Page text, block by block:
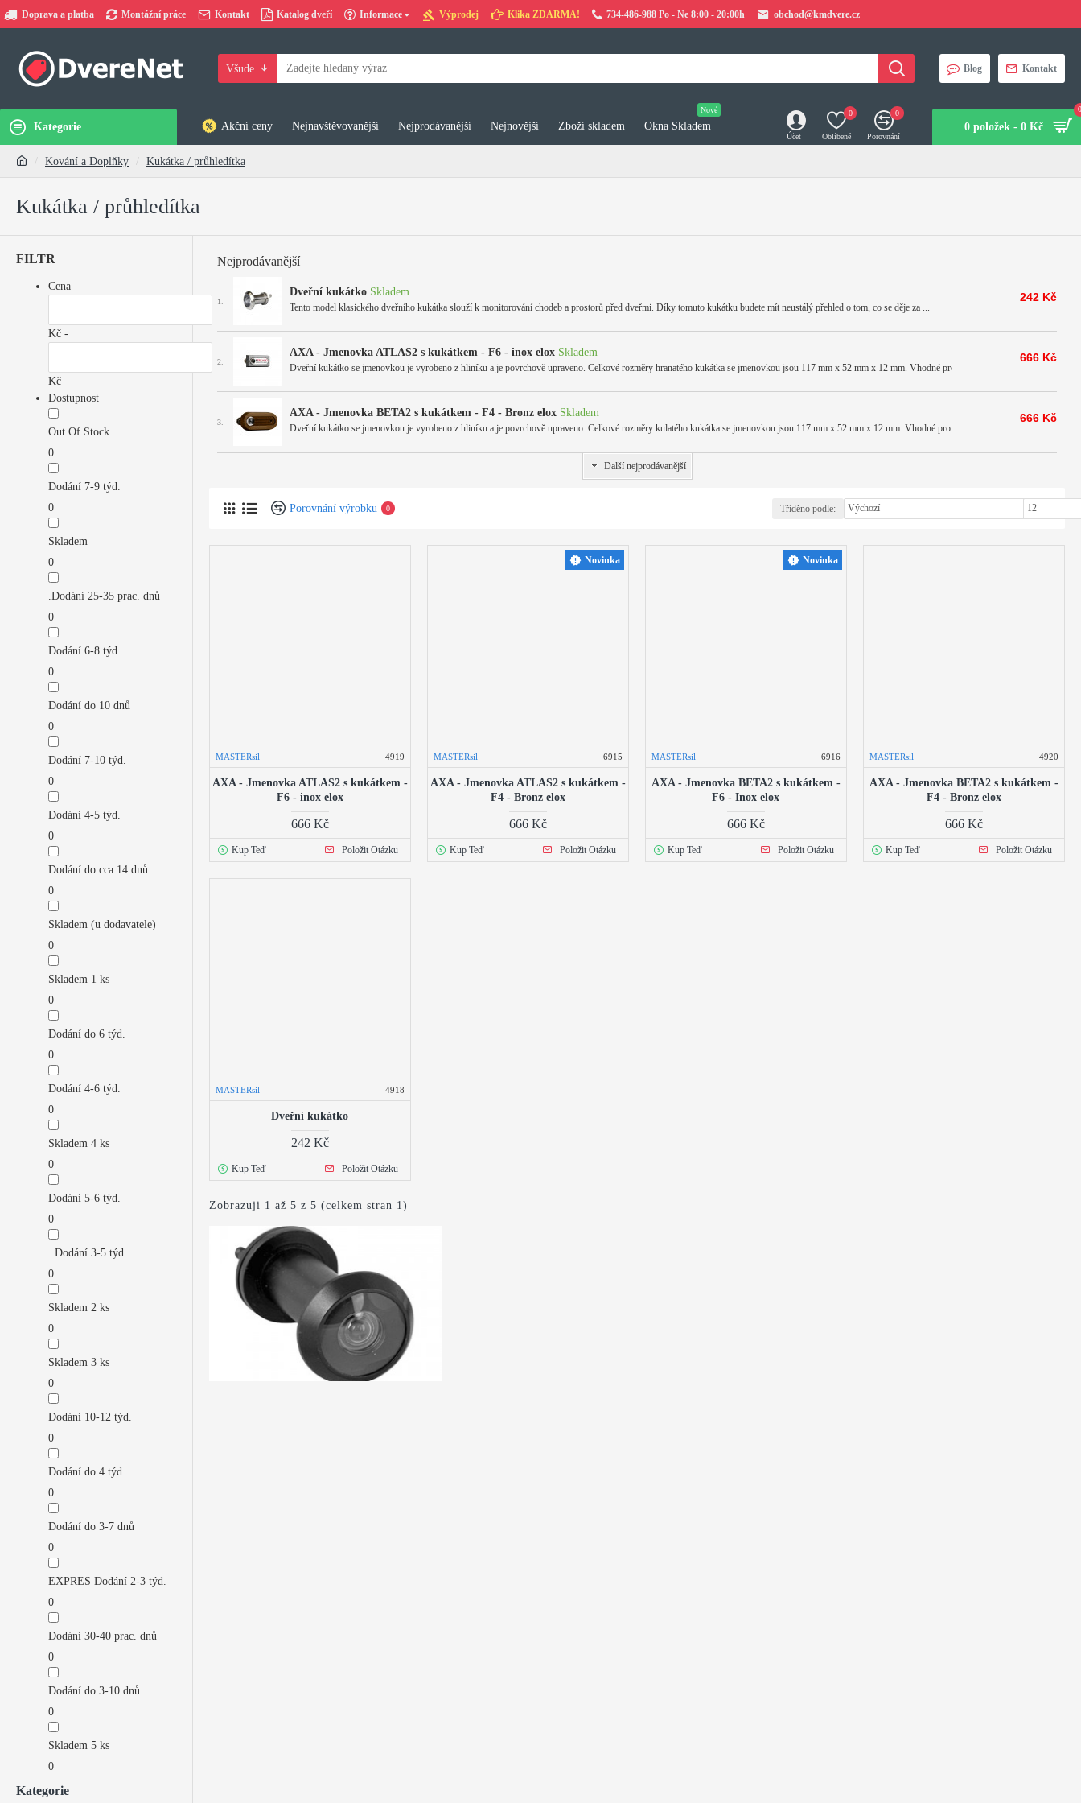
Doprava a platba Montážní práce Kontakt Katalog dveří Informace Výprodej Klika ZDARMA! 734-486-988 Po - Ne 8:00 - 20:00h obchod@kmdvere.cz
Všude Blog Kontakt
Kategorie Akční ceny Nejnavštěvovanější Nejprodávanější Nejnovější Zboží skladem Okna Skladem
Nové
Účet Oblíbené
0
Porovnání
0
0 položek - 0 Kč
Kování a Doplňky Kukátka / průhledítka
Kukátka / průhledítka
FILTR
Cena
Kč -
Kč
Dostupnost
Out Of Stock
0
Dodání 7-9 týd.
0
Skladem
0
.Dodání 25-35 prac. dnů
0
Dodání 6-8 týd.
0
Dodání do 10 dnů
0
Dodání 7-10 týd.
0
Dodání 4-5 týd.
0
Dodání do cca 14 dnů
0
Skladem (u dodavatele)
0
Skladem 1 ks
0
Dodání do 6 týd.
0
Dodání 4-6 týd.
0
Skladem 4 ks
0
Dodání 5-6 týd.
0
..Dodání 3-5 týd.
0
Skladem 2 ks
0
Skladem 3 ks
0
Dodání 10-12 týd.
0
Dodání do 4 týd.
0
Dodání do 3-7 dnů
0
EXPRES Dodání 2-3 týd.
0
Dodání 30-40 prac. dnů
0
Dodání do 3-10 dnů
0
Skladem 5 ks
0
Kategorie
Nejprodávanější
1.
Dveřní kukátko Skladem
Tento model klasického dveřního kukátka slouží k monitorování chodeb a prostorů před dveřmi. Díky tomuto kukátku budete mít neustálý přehled o tom, co se děje za ...
242 Kč
2.
AXA - Jmenovka ATLAS2 s kukátkem - F6 - inox elox Skladem
Dveřní kukátko se jmenovkou je vyrobeno z hliníku a je povrchově upraveno. Celkové rozměry hranatého kukátka se jmenovkou jsou 117 mm x 52 mm x 12 mm. Vhodné pro dve...
666 Kč
3.
AXA - Jmenovka BETA2 s kukátkem - F4 - Bronz elox Skladem
Dveřní kukátko se jmenovkou je vyrobeno z hliníku a je povrchově upraveno. Celkové rozměry kulatého kukátka se jmenovkou jsou 117 mm x 52 mm x 12 mm. Vhodné pro dveř...
666 Kč
Další nejprodávanější
Porovnání výrobku 0 Tříděno podle:
MASTERsil 4919
AXA - Jmenovka ATLAS2 s kukátkem -
F6 - inox elox
666 Kč
Kup Teď Položit Otázku
Novinka
MASTERsil 6915
AXA - Jmenovka ATLAS2 s kukátkem -
F4 - Bronz elox
666 Kč
Kup Teď Položit Otázku
Novinka
MASTERsil 6916
AXA - Jmenovka BETA2 s kukátkem -
F6 - Inox elox
666 Kč
Kup Teď Položit Otázku
MASTERsil 4920
AXA - Jmenovka BETA2 s kukátkem -
F4 - Bronz elox
666 Kč
Kup Teď Položit Otázku
MASTERsil 4918
Dveřní kukátko
242 Kč
Kup Teď Položit Otázku
Zobrazuji 1 až 5 z 5 (celkem stran 1)